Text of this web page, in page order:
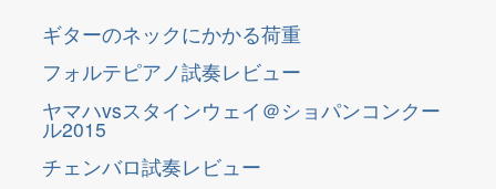
ギターのネックにかかる荷重
フォルテピアノ試奏レビュー
ヤマハvsスタインウェイ＠ショパンコンクー
ル2015
チェンバロ試奏レビュー